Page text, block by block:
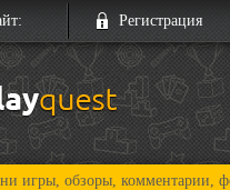
Регистрация
комментарии, форум,